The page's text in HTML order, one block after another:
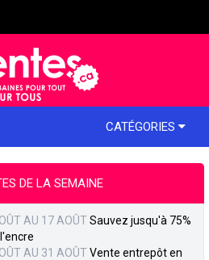
CATÉGORIES
DE LA SEMAINE
AU 17 AOÛT Sauvez jusqu'à 75%
AU 31 AOÛT Vente entrepôt en